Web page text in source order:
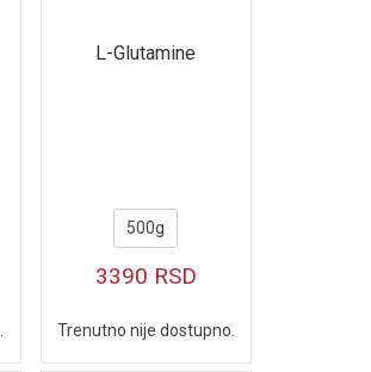
L-Glutamine
500g
3390 RSD
Trenutno nije dostupno.